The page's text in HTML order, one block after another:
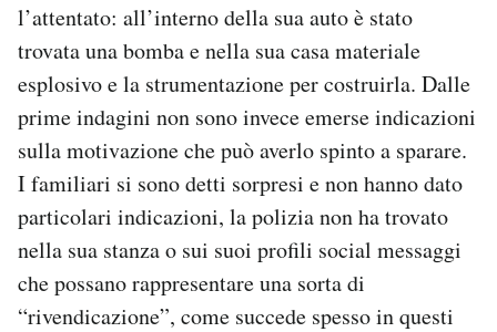
l’attentato: all’interno della sua auto è stato
trovata una bomba e nella sua casa materiale
esplosivo e la strumentazione per costruirla. Dalle
prime indagini non sono invece emerse indicazioni
sulla motivazione che può averlo spinto a sparare.
I familiari si sono detti sorpresi e non hanno dato
particolari indicazioni, la polizia non ha trovato
nella sua stanza o sui suoi profili social messaggi
che possano rappresentare una sorta di
“rivendicazione”, come succede spesso in questi